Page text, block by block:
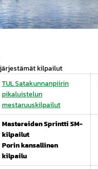
kilpailut
TUL Satakunnanpiirin
pikaluistelun
mestaruuskilpailut
Mastereiden Sprintti SM-
kilpailut
Porin kansallinen
kilpailu